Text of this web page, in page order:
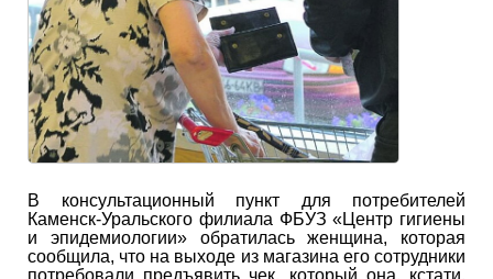
В консультационный пункт для потребителей
Каменск-Уральского филиала ФБУЗ «Центр гигиены
и эпидемиологии» обратилась женщина, которая
сообщила, что на выходе из магазина его сотрудники